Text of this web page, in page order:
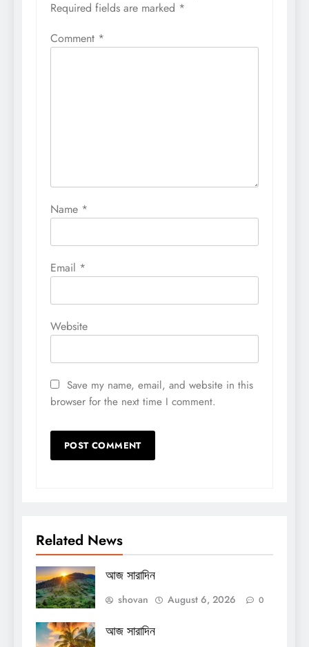
Required fields are marked *
Comment *
Name *
Email *
Website
Save my name, email, and website in this
browser for the next time I comment.
Related News
আজ সারাদিন
shovan August 6, 2026 0
আজ সারাদিন